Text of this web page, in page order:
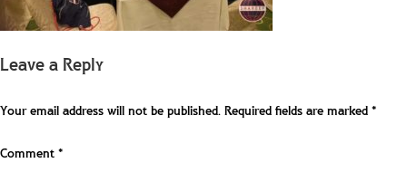
Leave a Reply
Your email address will not be published.Required fields are marked*
Comment*